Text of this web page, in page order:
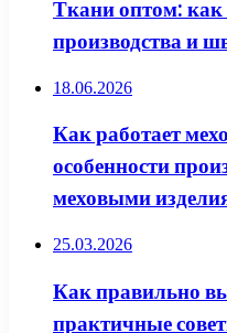
Ткани оптом:
производства и
18.06.2026
Как работает
особенности
меховыми
25.03.2026
Как правильно
практичные